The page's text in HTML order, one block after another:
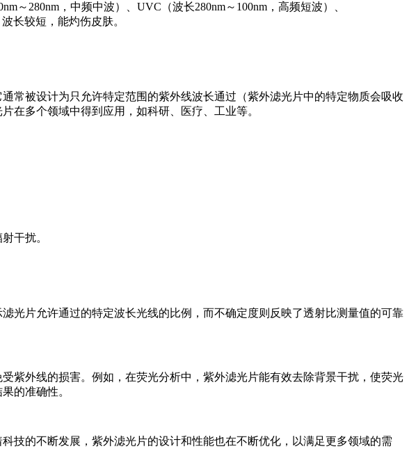
～280nm，中频中波）、UVC（波长280nm～100nm，高频短波）、
长较短，能灼伤皮肤。
常被设计为只允许特定范围的紫外线波长通过（紫外滤光片中的特定物质会吸收
在多个领域中得到应用，如科研、医疗、工业等。
干扰。
光片允许通过的特定波长光线的比例，而不确定度则反映了透射比测量值的可靠
紫外线的损害。例如，在荧光分析中，紫外滤光片能有效去除背景干扰，使荧光
的准确性。
技的不断发展，紫外滤光片的设计和性能也在不断优化，以满足更多领域的需